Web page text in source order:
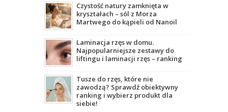
Czystość natury zamknięta w
kryształach – sól z Morza
Martwego do kąpieli od Nanoil
Laminacja rzęs w domu.
Najpopularniejsze zestawy do
liftingu i laminacji rzęs – ranking
Tusze do rzęs, które nie
zawodzą? Sprawdź obiektywny
ranking i wybierz produkt dla
siebie!